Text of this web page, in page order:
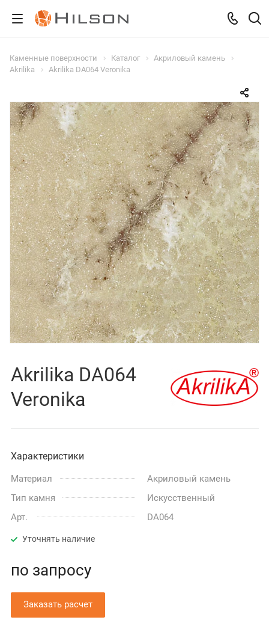
Каменные поверхности Каталог
Акриловый камень
Akrilika
Akrilika DA064 Veronika
Akrilika DA064
Veronika
Характеристики
Материал
Акриловый камень
Тип камня
Искусственный
Арт.
DA064
Уточнять наличие
по запросу
Заказать расчет